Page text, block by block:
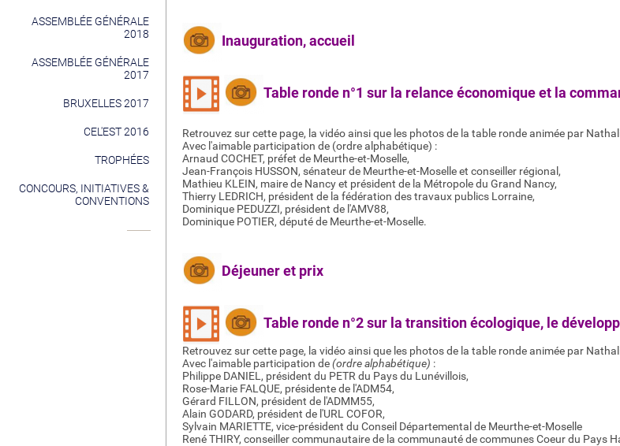
ASSEMBLÉE GÉNÉRALE
2018
ASSEMBLÉE GÉNÉRALE
2017
BRUXELLES 2017
CEL'EST 2016
TROPHÉES
CONCOURS, INITIATIVES &
CONVENTIONS
Inauguration, accueil
Table ronde n°1 sur la relance économique et la
Retrouvez sur cette page, la vidéo ainsi que les photos de la table ronde animée par
Avec l'aimable participation de (ordre alphabétique) :
Arnaud COCHET, préfet de Meurthe-et-Moselle,
Jean-François HUSSON, sénateur de Meurthe-et-Moselle et conseiller régional,
Mathieu KLEIN, maire de Nancy et président de la Métropole du Grand Nancy,
Thierry LEDRICH, président de la fédération des travaux publics Lorraine,
Dominique PEDUZZI, président de l'AMV88,
Dominique POTIER, député de Meurthe-et-Moselle.
Déjeuner et prix
Table ronde n°2 sur la transition écologique, le
Retrouvez sur cette page, la vidéo ainsi que les photos de la table ronde animée par
Avec l'aimable participation de(ordre alphabétique) :
Philippe DANIEL, président du PETR du Pays du Lunévillois,
Rose-Marie FALQUE, présidente de l'ADM54,
Gérard FILLON, président de l'ADMM55,
Alain GODARD, président de l'URL COFOR,
Sylvain MARIETTE, vice-président du Conseil Départemental de Meurthe-et-Moselle
René THIRY, conseiller communautaire de la communauté de communes Coeur du Pays